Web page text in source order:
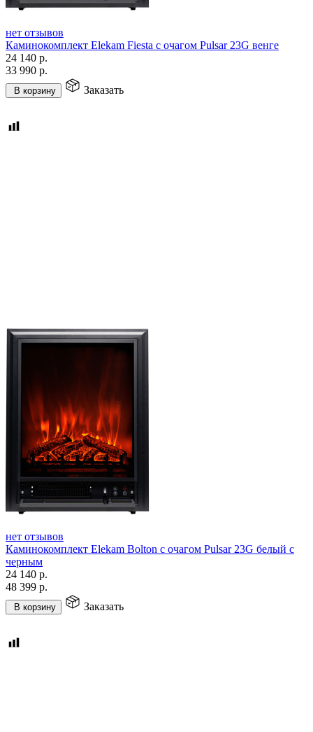
нет отзывов
Каминокомплект Elekam Fiesta с очагом Pulsar 23G венге
24 140 р.
33 990 р.
В корзину Заказать
нет отзывов
Каминокомплект Elekam Bolton с очагом Pulsar 23G белый с
черным
24 140 р.
48 399 р.
В корзину Заказать